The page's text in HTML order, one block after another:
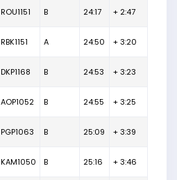
ROU1151 B 24:17 + 2:47
RBK1151 A 24:50 + 3:20
DKP1168 B 24:53 + 3:23
AOP1052 B 24:55 + 3:25
PGP1063 B 25:09 + 3:39
KAM1050 B 25:16 + 3:46